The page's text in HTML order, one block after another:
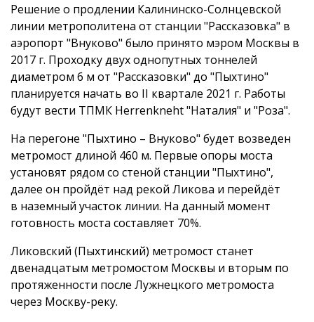
Решение о продлении Калининско-Солнцевской
линии метрополитена от станции "Рассказовка" в
аэропорт "Внуково" было принято мэром Москвы в
2017 г. Проходку двух однопутных тоннелей
диаметром 6 м от "Рассказовки" до "Пыхтино"
планируется начать во II квартале 2021 г. Работы
будут вести ТПМК Herrenkneht "Наталия" и "Роза".
На перегоне "Пыхтино – Внуково" будет возведен
метромост длиной 460 м. Первые опоры моста
установят рядом со стеной станции "Пыхтино",
далее он пройдёт над рекой Ликова и перейдёт
в наземный участок линии. На данный момент
готовность моста составляет 70%.
Ликовский (Пыхтинский) метромост станет
двенадцатым метромостом Москвы и вторым по
протяженности после Лужнецкого метромоста
через Москву-реку.